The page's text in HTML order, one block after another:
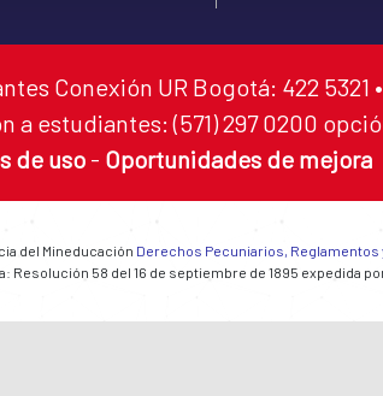
Conexión UR Bogotá: 422 5321
a estudiantes: (571) 297 0200
de uso - Oportunidades de mejora
del Mineducación Derechos Pecuniarios,
Resolución 58 del 16 de septiembre de 1895 expedida